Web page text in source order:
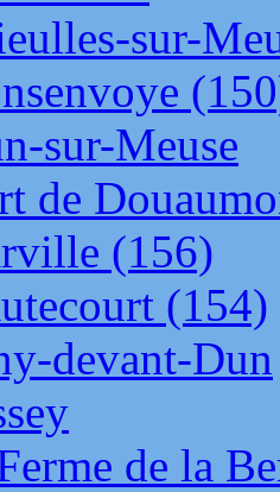
sur-
sur-Meuse
de
(156)
(154)
devant-Dun
de la